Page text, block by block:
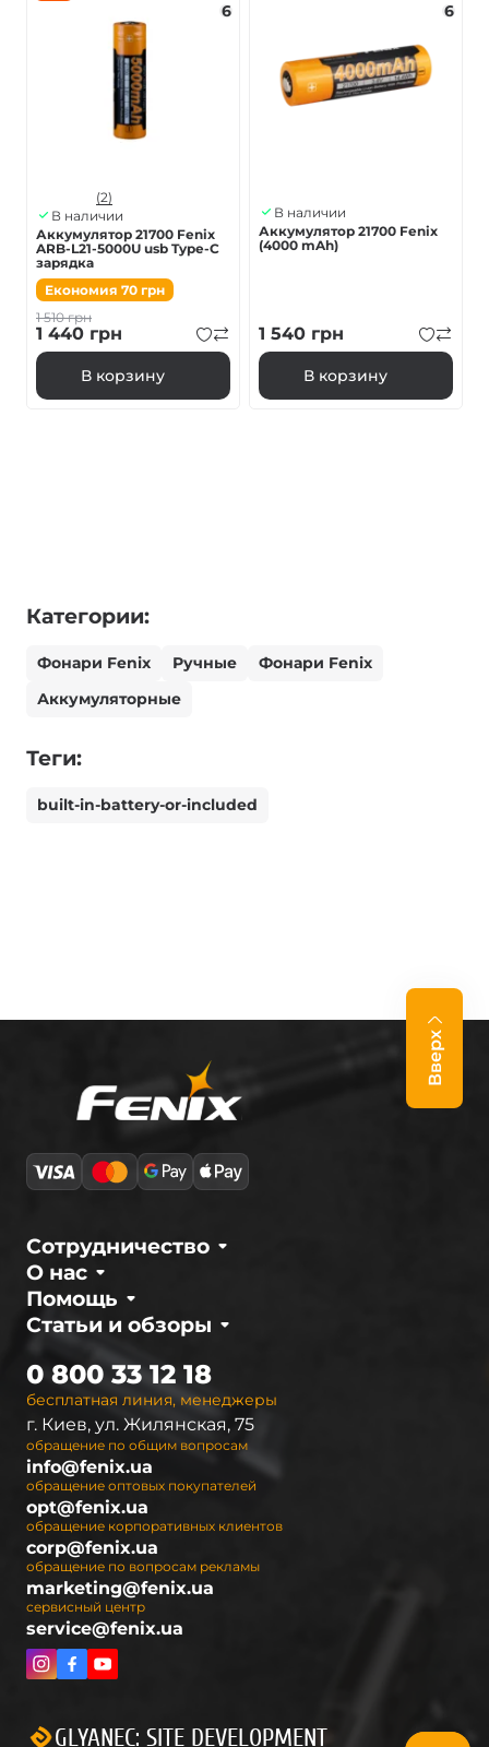
6
(2)
В наличии
Аккумулятор 21700 Fenix
ARB-L21-5000U usb Type-C
зарядка
Економия 70 грн
1 510грн
1 440 грн
В корзину
6
В наличии
Аккумулятор 21700 Fenix
(4000 mAh)
1 540 грн
В корзину
Категории:
Фонари Fenix Ручные
Фонари Fenix
Аккумуляторные
Теги:
built-in-battery-or-included
Вверх
О нас
Сотрудничество
Статьи и обзоры
Помощь
бесплатная линия, менеджеры
0 800 33 12 18
г. Киев, ул. Жилянская, 75
обращение по общим вопросам
info@fenix.ua
обращение оптовых покупателей
opt@fenix.ua
обращение корпоративных клиентов
corp@fenix.ua
обращение по вопросам рекламы
marketing@fenix.ua
сервисный центр
service@fenix.ua
GLYANEC: SITE DEVELOPMENT